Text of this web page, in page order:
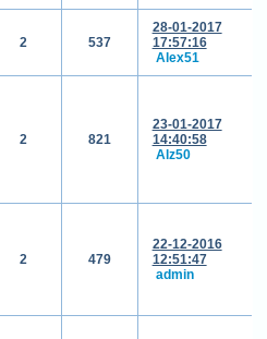
2 537
28-01-2017
17:57:16
Alex51
2 821
23-01-2017
14:40:58
Alz50
2 479
22-12-2016
12:51:47
admin